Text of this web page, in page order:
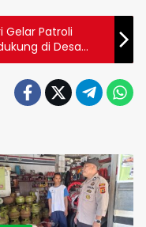
Gelar Patroli
di Desa